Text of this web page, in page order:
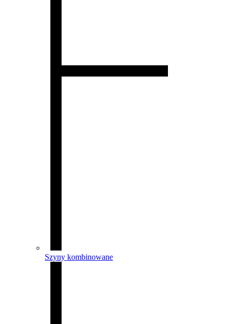
Szyny kombinowane